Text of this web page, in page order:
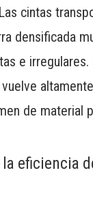
cintas
densificada
e irregulares.
de material
eficiencia